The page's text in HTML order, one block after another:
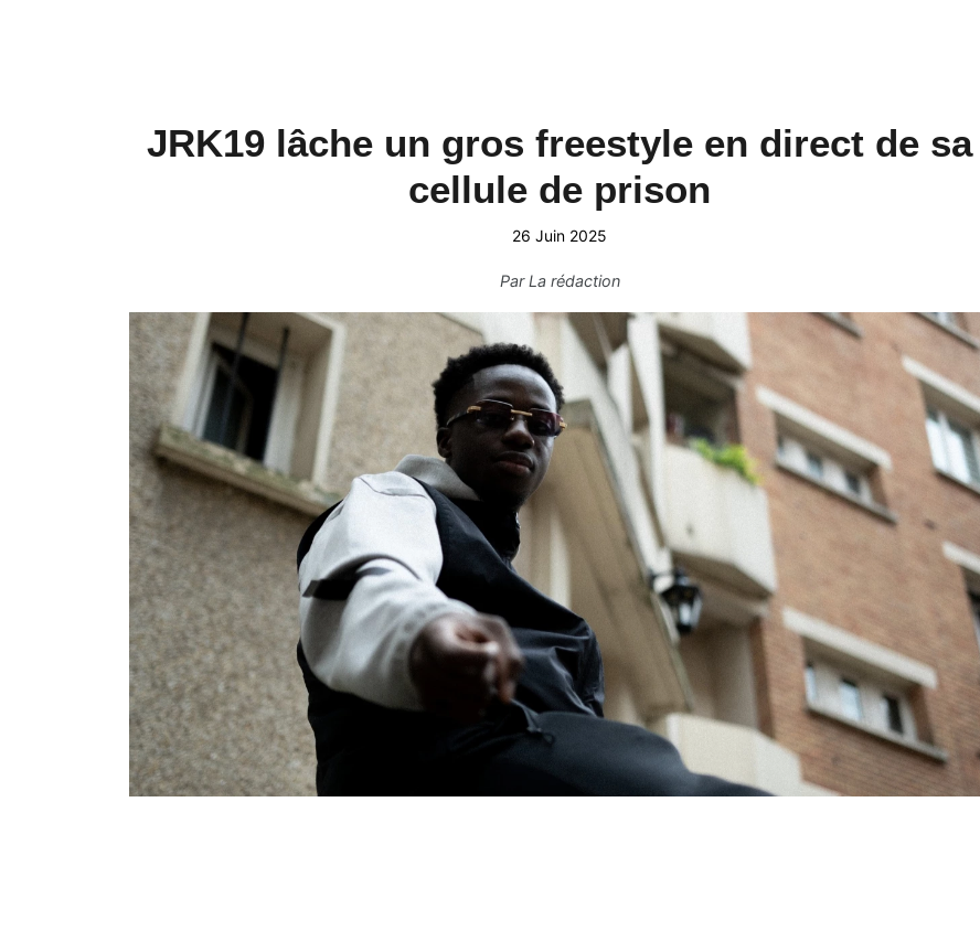
JRK19 lâche un gros freestyle en direct de sa
cellule de prison
26 Juin 2025
ParLa rédaction